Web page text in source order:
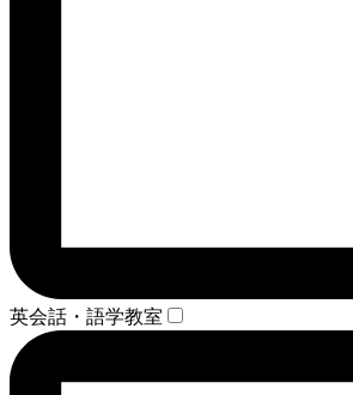
英会話・語学教室